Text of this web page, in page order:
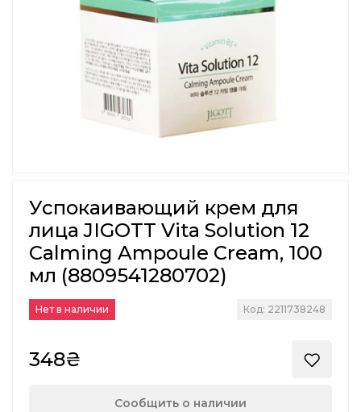
Успокаивающий крем для
лица JIGOTT Vita Solution 12
Calming Ampoule Cream, 100
мл (8809541280702)
Нет в наличии Код: 2211738248
348₴
Сообщить о наличии